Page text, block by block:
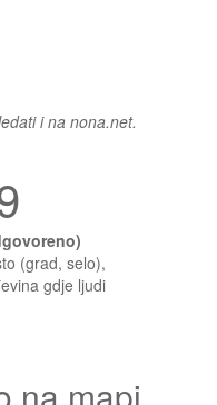
i na nona.net.
(grad, selo),
gdje ljudi